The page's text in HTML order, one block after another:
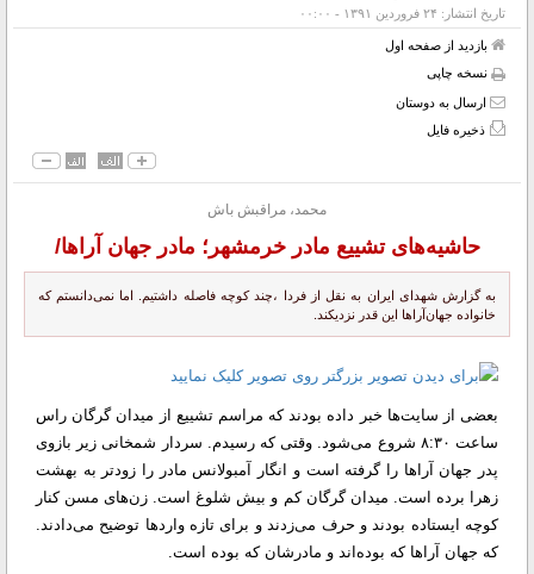
تاریخ انتشار: ۲۴ فروردين ۱۳۹۱ - ۰۰:۰۰
بازدید از صفحه اول
نسخه چاپی
ارسال به دوستان
ذخیره فایل
محمد، مراقبش باش
حاشیه‌های تشییع مادر خرمشهر؛ مادر جهان آراها/
به گزارش شهدای ایران به نقل از فردا ،چند کوچه فاصله داشتیم. اما نمی‌دانستم که
خانواده جهان‌آرا‌ها این قدر نزدیکند.
بعضی از سایت‌ها خبر داده‌ بودند که مراسم تشییع از میدان گرگان راس
ساعت ۸:۳۰ شروع می‌شود. وقتی که رسیدم. سردار شمخانی زیر بازوی
پدر جهان آرا‌ها را گرفته است و انگار آمبولانس مادر را زود‌تر به بهشت
زهرا برده است. میدان گرگان کم و بیش شلوغ است. زن‌های مسن کنار
کوچه ایستاده‌ بودند و حرف می‌زدند و برای تازه وارد‌ها توضیح می‌دادند.
که جهان آرا‌ها که بوده‌اند و مادرشان که بوده است.